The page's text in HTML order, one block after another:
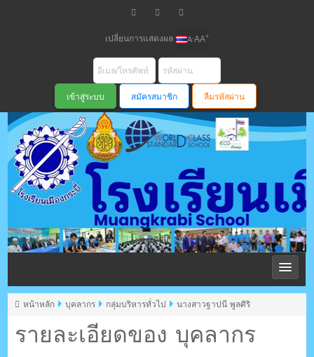
เปลี่ยนการแสดงผล A-AA+
สมัครสมาชิก ลืมรหัสผ่าน
โรงเรียนเมือง
กระบี่ สพม
ตรัง กระบี่
รายละเอียดของ บุคลากร
หน้าหลัก บุคลากร กลุ่มบริหารทั่วไป นางสาวฐาปนี พูลศิริ